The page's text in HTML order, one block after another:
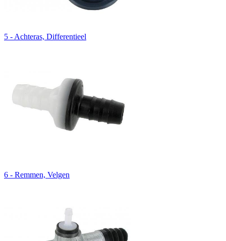
5 - Achteras, Differentieel
6 - Remmen, Velgen